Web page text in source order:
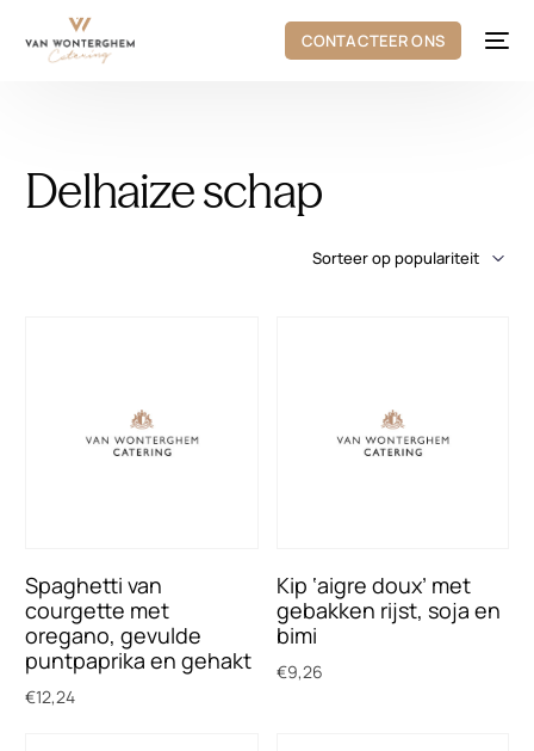
CONTACTEER ONS
Delhaize schap
Spaghetti van
courgette met
oregano, gevulde
puntpaprika en gehakt
€12,24
Kip ‘aigre doux’ met
gebakken rijst, soja en
bimi
€9,26